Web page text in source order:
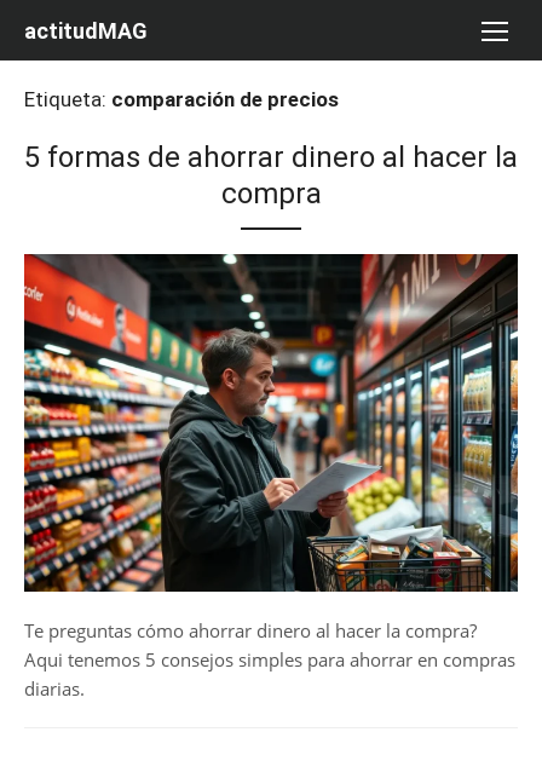
actitudMAG
Etiqueta: comparación de precios
5 formas de ahorrar dinero al hacer la
compra
Te preguntas cómo ahorrar dinero al hacer la compra?
Aqui tenemos 5 consejos simples para ahorrar en compras
diarias.